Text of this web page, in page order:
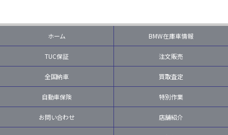
ホーム BMW在庫車情報
TUC保証 注文販売
全国納車 買取査定
自動車保険 特別作業
お問い合わせ 店舗紹介